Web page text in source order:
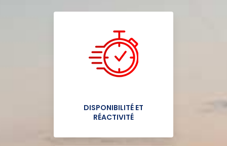
DISPONIBILITÉ ET
RÉACTIVITÉ